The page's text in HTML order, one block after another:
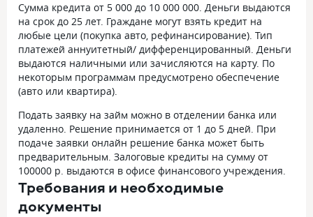
Сумма кредита от 5 000 до 10 000 000. Деньги выдаются
на срок до 25 лет. Граждане могут взять кредит на
любые цели (покупка авто, рефинансирование). Тип
платежей аннуитетный/ дифференцированный. Деньги
выдаются наличными или зачисляются на карту. По
некоторым программам предусмотрено обеспечение
(авто или квартира).
Подать заявку на займ можно в отделении банка или
удаленно. Решение принимается от 1 до 5 дней. При
подаче заявки онлайн решение банка может быть
предварительным. Залоговые кредиты на сумму от
100000 р. выдаются в офисе финансового учреждения.
Требования и необходимые
документы